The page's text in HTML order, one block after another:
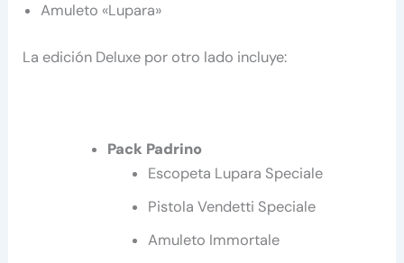
Amuleto «Lupara»
La edición Deluxe por otro lado incluye:
Pack Padrino
Escopeta Lupara Speciale
Pistola Vendetti Speciale
Amuleto Immortale